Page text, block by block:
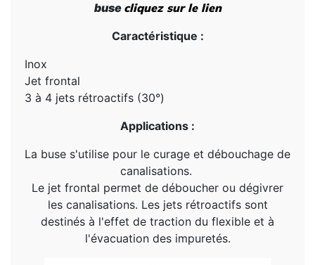
buse cliquez sur le lien
Caractéristique :
Inox
Jet frontal
3 à 4 jets rétroactifs (30°)
Applications :
La buse s'utilise pour le curage et débouchage de
canalisations.
Le jet frontal permet de déboucher ou dégivrer
les canalisations. Les jets rétroactifs sont
destinés à l'effet de traction du flexible et à
l'évacuation des impuretés.